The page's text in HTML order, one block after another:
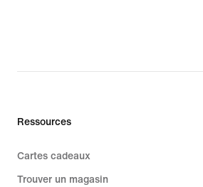
Ressources
Cartes cadeaux
Trouver un magasin